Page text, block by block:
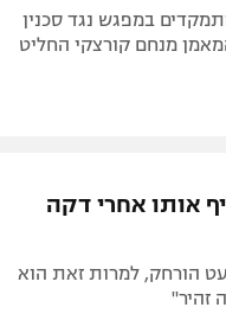
במפגש נגד סכנין
מנחם קורצקי החליט
אותו אחרי דקה
הורחק, למרות זאת הוא
זהיר"